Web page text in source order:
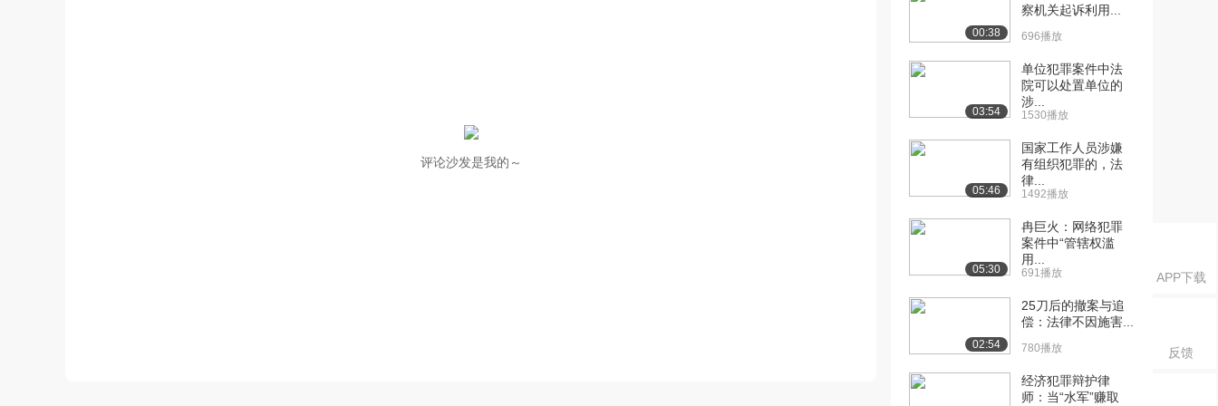
APP下载
反馈
评论沙发是我的～
00:38
察机关起诉利用...
696播放
03:54
单位犯罪案件中法
院可以处置单位的
涉...
1530播放
05:46
国家工作人员涉嫌
有组织犯罪的，法
律...
1492播放
05:30
冉巨火：网络犯罪
案件中“管辖权滥
用...
691播放
02:54
25刀后的撤案与追
偿：法律不因施害...
780播放
经济犯罪辩护律
师：当“水军”赚取